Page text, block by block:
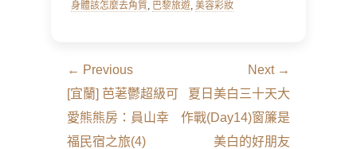
身體該怎麼去角質, 巴黎旅遊, 美容彩妝
文
章
導
覽
← Previous
Previous
post:
[宜蘭] 芭荖鬱超級可
愛熊熊房：員山幸
福民宿之旅(4)
Next →
Next
post:
夏日美白三十天大
作戰(Day14)窗簾是
美白的好朋友